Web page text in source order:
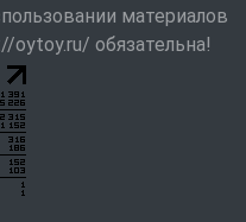
материалов
oytoy.ru/ обязательна!